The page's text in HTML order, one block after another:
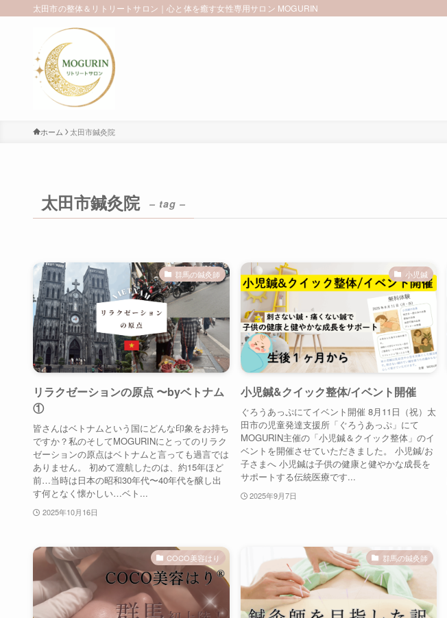
太田市の整体＆リトリートサロン｜心と体を癒す女性専用サロン MOGURIN
ホーム 太田市鍼灸院
太田市鍼灸院 – tag –
群馬の鍼灸師
リラクゼーションの原点 〜byベトナム
①
皆さんはベトナムという国にどんな印象をお持ち
ですか？私のそしてMOGURINにとってのリラク
ゼーションの原点はベトナムと言っても過言では
ありません。 初めて渡航したのは、約15年ほど
前…当時は日本の昭和30年代〜40年代を醸し出
す何となく懐かしい…ベト...
2025年10月16日
小児鍼
小児鍼&クイック整体/イベント開催
ぐろうあっぷにてイベント開催 8月11日（祝）太
田市の児童発達支援所「ぐろうあっぷ」にて
MOGURIN主催の「小児鍼＆クイック整体」のイ
ベントを開催させていただきました。 小児鍼/お
子さまへ 小児鍼は子供の健康と健やかな成長を
サポートする伝統医療です...
2025年9月7日
COCO美容はり 群馬の鍼灸師